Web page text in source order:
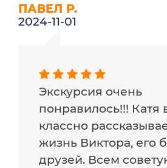
ПАВЕЛ Р.
2024-11-01
Экскурсия очень
понравилось!!! Катя
классно
жизнь Виктора, его
друзей. Всем